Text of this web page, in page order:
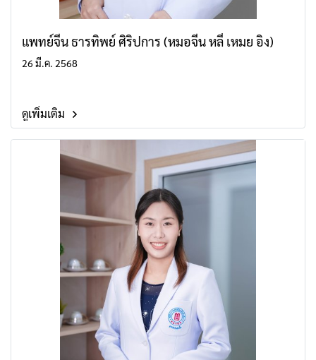
แพทย์จีน ธารทิพย์ ศิริปการ (หมอจีน หลี่ เหมย อิง)
26 มี.ค. 2568
ดูเพิ่มเติม